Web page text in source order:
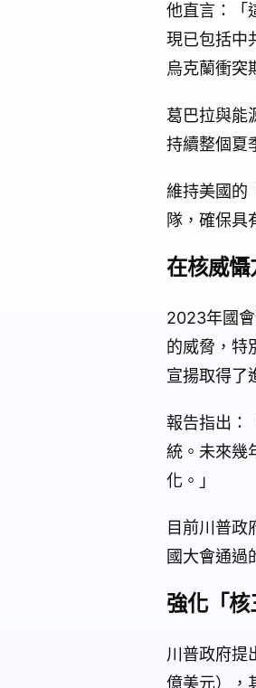
他直言：「
現已包括中
烏克蘭衝突
葛巴拉與能
持續整個夏
維持美國的
隊，確保具
在核威懾
2023年國
的威脅，特
宣揚取得了
報告指出：
統。未來幾
化。」
目前川普
國大會通過
強化「核
川普政府提
億美元），